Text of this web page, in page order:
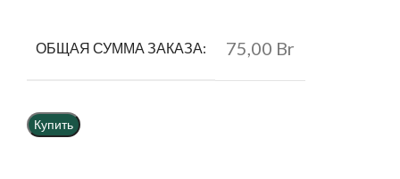
ОБЩАЯ СУММА ЗАКАЗА: 75,00 Br
Купить